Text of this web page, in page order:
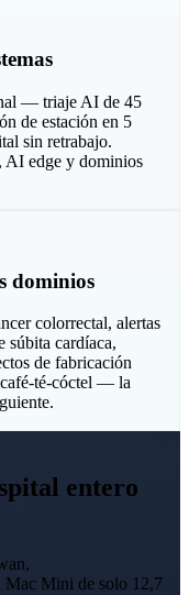
— triaje AI de 45
de estación en 5
sin retrabajo.
AI edge y dominios
dominios
colorrectal, alertas
súbita cardíaca,
de fabricación
té-cóctel — la
entero
Mac Mini de solo 12,7